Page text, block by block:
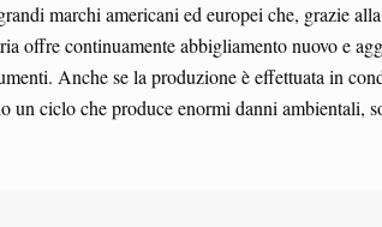
marchi americani ed europei che, grazie
offre continuamente abbigliamento nuovo e
Anche se la produzione è effettuata in
un ciclo che produce enormi danni ambientali,